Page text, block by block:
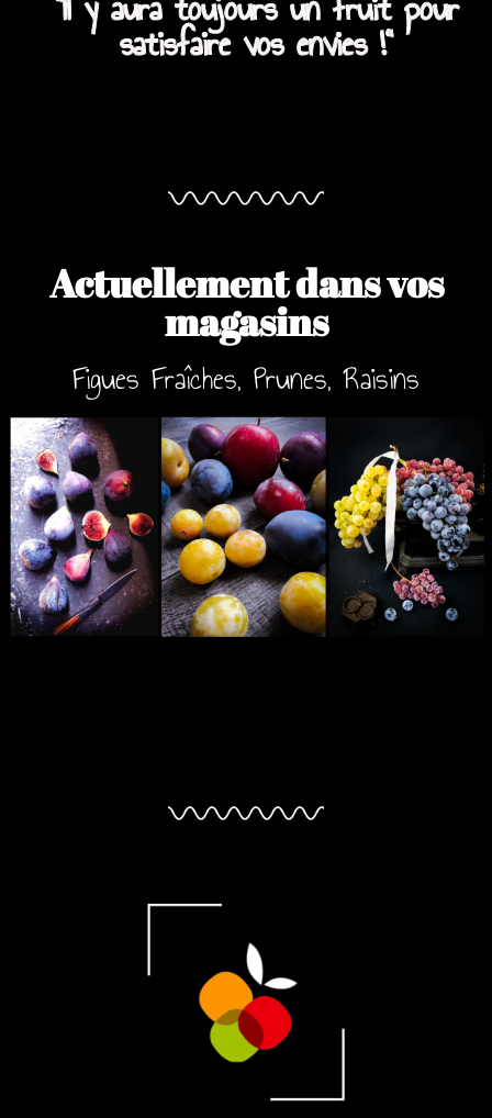
satisfaire vos envies !"
Actuellement dans vos
magasins
Figues Fraîches, Prunes, Raisins